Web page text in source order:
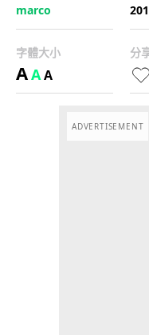
marco
字體大小
AAA
分
ADVERTISEMENT